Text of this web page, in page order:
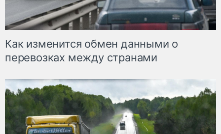
Как изменится обмен данными о
перевозках между странами